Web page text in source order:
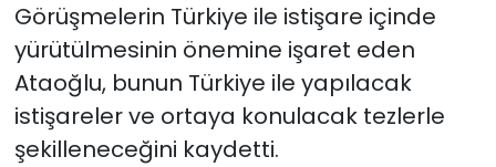
Görüşmelerin Türkiye ile istişare içinde
yürütülmesinin önemine işaret eden
Ataoğlu, bunun Türkiye ile yapılacak
istişareler ve ortaya konulacak tezlerle
şekilleneceğini kaydetti.